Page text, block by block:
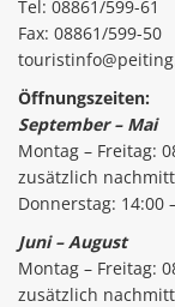
Tel: 08861/599-61
Fax: 08861/599-50
Öffnungszeiten:
September – Mai
Montag – Freitag:
zusätzlich
Donnerstag: 14:00
Juni – August
Montag – Freitag:
zusätzlich